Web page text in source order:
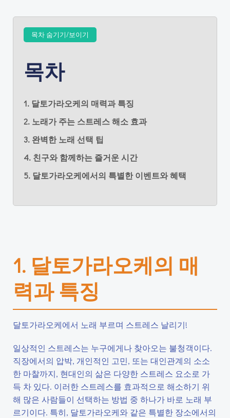
목차 숨기기/보이기
목차
1. 달토가라오케의 매력과 특징
2. 노래가 주는 스트레스 해소 효과
3. 완벽한 노래 선택 팁
4. 친구와 함께하는 즐거운 시간
5. 달토가라오케에서의 특별한 이벤트와 혜택
1. 달토가라오케의 매
력과 특징
달토가라오케에서 노래 부르며 스트레스 날리기!
일상적인 스트레스는 누구에게나 찾아오는 불청객이다.
직장에서의 압박, 개인적인 고민, 또는 대인관계의 소소
한 마찰까지, 현대인의 삶은 다양한 스트레스 요소로 가
득 차 있다. 이러한 스트레스를 효과적으로 해소하기 위
해 많은 사람들이 선택하는 방법 중 하나가 바로 노래 부
르기이다. 특히, 달토가라오케와 같은 특별한 장소에서의